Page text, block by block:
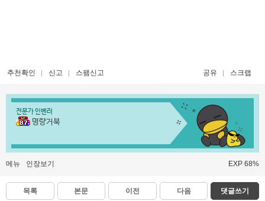
추천확인 신고 스팸신고 공유 스크랩
전문가 인벤러
명량거북
메뉴 인장보기 EXP 68%
목록 본문 이전 다음 댓글쓰기